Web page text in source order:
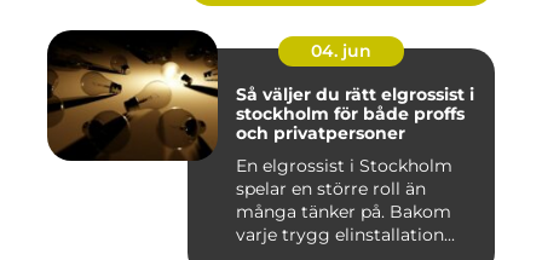
04. jun
Så väljer du rätt elgrossist i
stockholm för både proffs
och privatpersoner
En elgrossist i Stockholm
spelar en större roll än
många tänker på. Bakom
varje trygg elinstallation...